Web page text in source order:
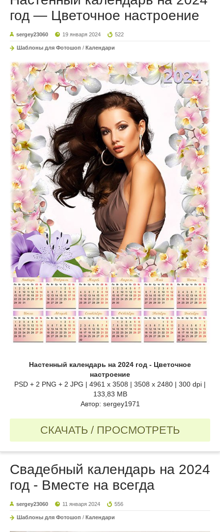
год — Цветочное настроение
sergey23060 19 января 2024 522
Шаблоны для Фотошоп / Календари
Настенный календарь на 2024 год - Цветочное
настроение
PSD + 2 PNG + 2 JPG | 4961 x 3508 | 3508 x 2480 | 300 dpi |
133,83 MB
Автор: sergey1971
СКАЧАТЬ / ПРОСМОТРЕТЬ
Свадебный календарь на 2024
год - Вместе на всегда
sergey23060 11 января 2024 556
Шаблоны для Фотошоп / Календари